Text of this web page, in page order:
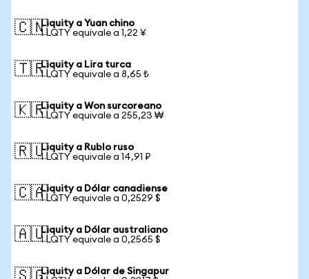
🇨🇳Liquity a Yuan chino
1 LQTY equivale a 1,22 ¥
🇹🇷Liquity a Lira turca
1 LQTY equivale a 8,65 ₺
🇰🇷Liquity a Won surcoreano
1 LQTY equivale a 255,23 ₩
🇷🇺Liquity a Rublo ruso
1 LQTY equivale a 14,91 ₽
🇨🇦Liquity a Dólar canadiense
1 LQTY equivale a 0,2529 $
🇦🇺Liquity a Dólar australiano
1 LQTY equivale a 0,2565 $
Liquity a Dólar de Singapur